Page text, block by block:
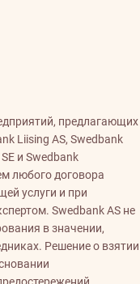
предлагающих
Liising AS, Swedbank
и Swedbank
любого договора
услуги и при
Swedbank AS не
в значении,
Решение о взятии